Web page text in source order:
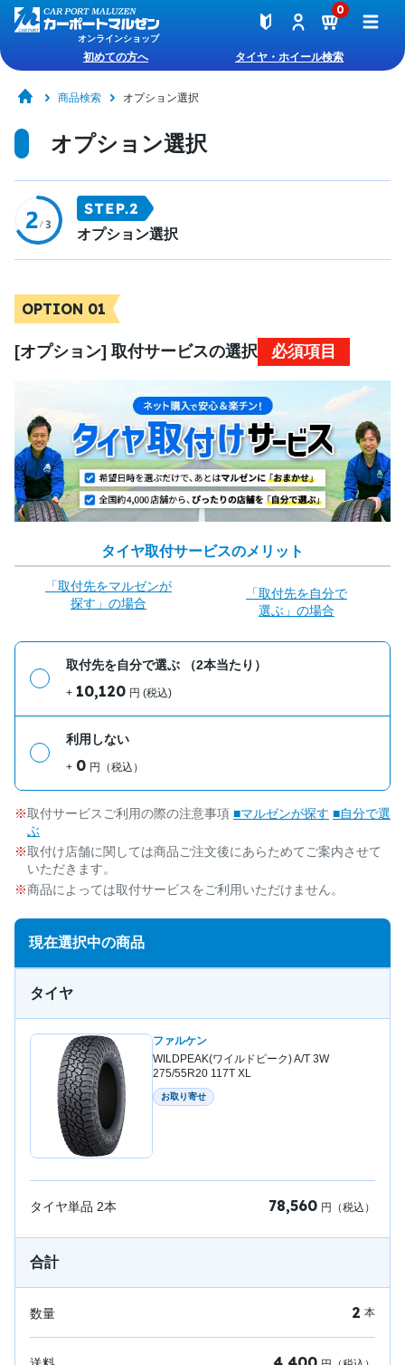
オンラインショップ
0
初めての方へ タイヤ・ホイール検索
商品検索 オプション選択
オプション選択
オプション選択
OPTION 01
[オプション] 取付サービスの選択 必須項目
タイヤ取付サービスのメリット
「取付先をマルゼンが
探す」の場合
「取付先を自分で
選ぶ」の場合
取付先を自分で選ぶ （2本当たり）
+ 10,120 円 (税込)
利用しない
+ 0 円（税込）
取付サービスご利用の際の注意事項 ■マルゼンが探す ■自分で選
ぶ
取付け店舗に関しては商品ご注文後にあらためてご案内させて
いただきます。
商品によっては取付サービスをご利用いただけません。
現在選択中の商品
タイヤ
ファルケン
WILDPEAK(ワイルドピーク) A/T 3W
275/55R20 117T XL
お取り寄せ
タイヤ単品 2本 78,560 円（税込）
合計
数量 2 本